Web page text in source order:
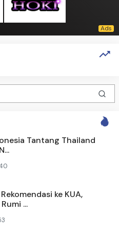
Tantang Thailand
ke KUA,
...